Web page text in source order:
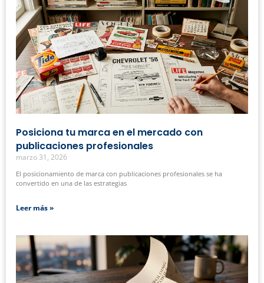
Posiciona tu marca en el mercado con
publicaciones profesionales
marzo 31, 2026
El posicionamiento de marca con publicaciones profesionales se ha
convertido en una de las estrategias
Leer más »